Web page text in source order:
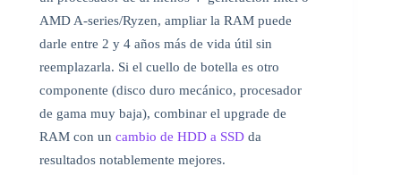
AMD A-series/Ryzen, ampliar la RAM puede
darle entre 2 y 4 años más de vida útil sin
reemplazarla. Si el cuello de botella es otro
componente (disco duro mecánico, procesador
de gama muy baja), combinar el upgrade de
RAM con un cambio de HDD a SSD da
resultados notablemente mejores.